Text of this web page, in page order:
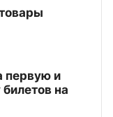
первую и
на